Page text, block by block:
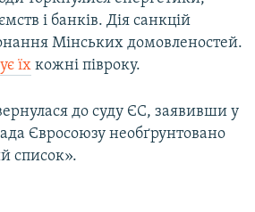
і банків. Дія санкцій
Мінських домовленостей.
їх кожні півроку.
до суду ЄС, заявивши у
Євросоюзу необґрунтовано
список».